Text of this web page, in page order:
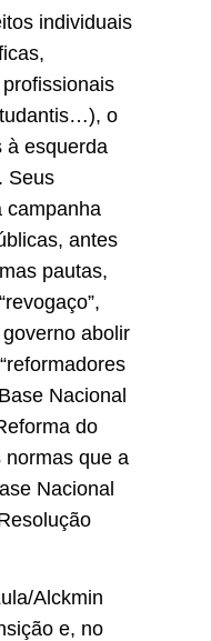
individuais
o
à esquerda
Seus
campanha
antes
pautas,
abolir
Nacional
do
normas que a
Nacional
Alckmin
e, no